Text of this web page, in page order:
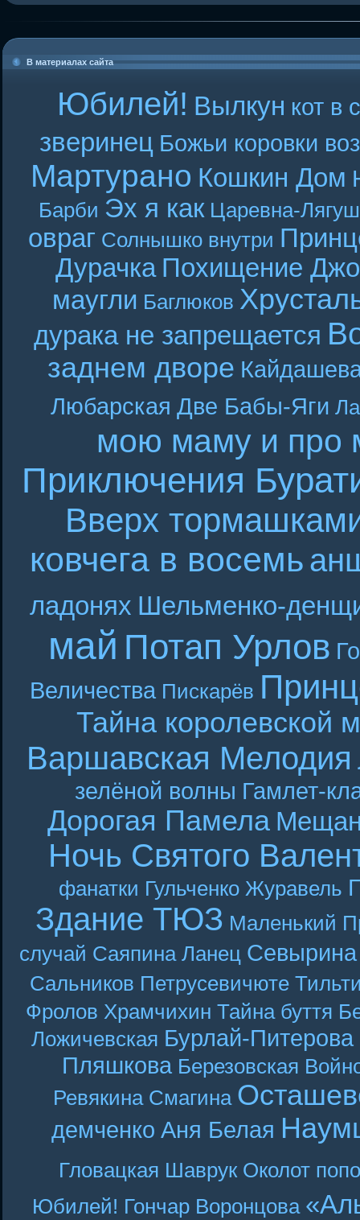
В материалах сайта
Юбилей! Вылкун кот в
зверинец Божьи коровки
Мартурано Кошкин Дом
Барби Эх я как Царевна-
овраг Солнышко внутри
Дурачка Похищение
маугли Баглюков
дурака не запрещается
заднем дворе
Любарская Две Бабы-Яги
мою маму и про
Приключения
Вверх
ковчега в восемь
ладонях Шельменко-
май Потап Урлов
Величества Пискарёв
Тайна королевской
Варшавская Мелодия
зелёной волны Гамлет-
Дорогая Памела
Ночь Святого
фанатки Гульченко Журавель
Здание ТЮЗ Маленький
случай Саяпина Ланец Севырина
Сальников Петрусевичюте
Фролов Храмчихин Тайна буття
Ложичевская Бурлай-Питерова
Пляшкова Березовская
Ревякина Смагина
демченко Аня Белая
Гловацкая Шаврук Околот
Юбилей! Гончар Воронцова